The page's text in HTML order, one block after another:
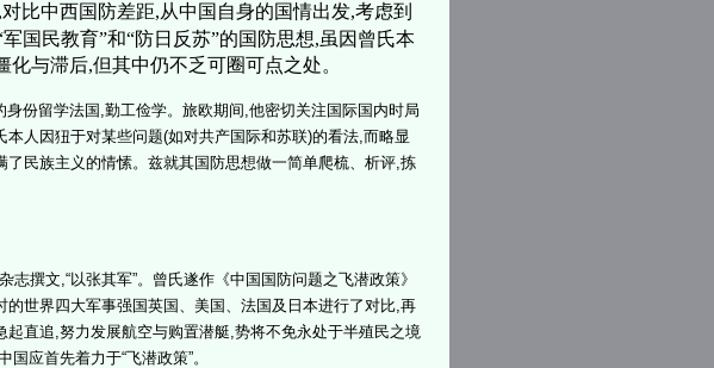
比中西国防差距,从中国自身的国情出发,考虑到
国民教育”和“防日反苏”的国防思想,虽因曾氏本
与滞后,但其中仍不乏可圈可点之处。
留学法国,勤工俭学。旅欧期间,他密切关注国际国内时局
人因狃于对某些问题(如对共产国际和苏联)的看法,而略显
民族主义的情愫。兹就其国防思想做一简单爬梳、析评,拣
撰文,“以张其军”。曾氏遂作《中国国防问题之飞潜政策》
世界四大军事强国英国、美国、法国及日本进行了对比,再
直追,努力发展航空与购置潜艇,势将不免永处于半殖民之境
应首先着力于“飞潜政策”。